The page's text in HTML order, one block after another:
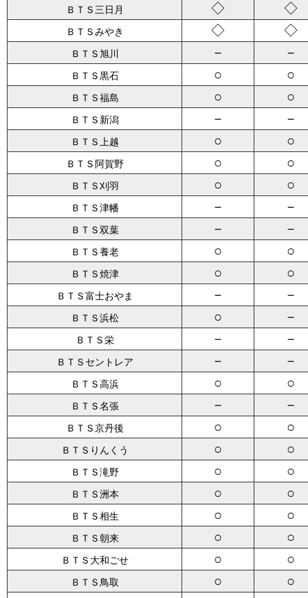
ＢＴＳ三日月 ◇ ◇
ＢＴＳみやき ◇ ◇
ＢＴＳ旭川 － －
ＢＴＳ黒石 ○ ○
ＢＴＳ福島 ○ ○
ＢＴＳ新潟 － －
ＢＴＳ上越 ○ ○
ＢＴＳ阿賀野 ○ ○
ＢＴＳ刈羽 ○ ○
ＢＴＳ津幡 － －
ＢＴＳ双葉 － －
ＢＴＳ養老 ○ ○
ＢＴＳ焼津 ○ ○
ＢＴＳ富士おやま － －
ＢＴＳ浜松 ○ －
ＢＴＳ栄 － －
ＢＴＳセントレア － －
ＢＴＳ高浜 ○ ○
ＢＴＳ名張 － －
ＢＴＳ京丹後 ○ ○
ＢＴＳりんくう ○ ○
ＢＴＳ滝野 ○ ○
ＢＴＳ洲本 ○ ○
ＢＴＳ相生 ○ ○
ＢＴＳ朝来 ○ ○
ＢＴＳ大和ごせ ○ ○
ＢＴＳ鳥取 ○
○